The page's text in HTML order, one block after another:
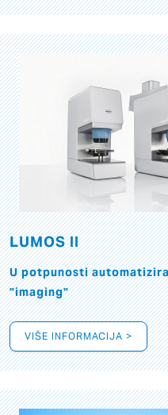
LUMOS II
U potpunosti
"imaging"
VIŠE INFORMACIJA >